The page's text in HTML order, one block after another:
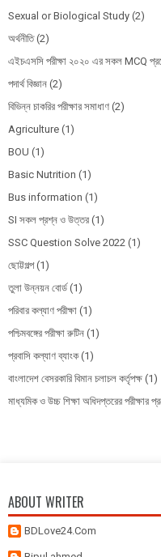
Sexual or Biological Study (2)
অর্থনীতি (2)
এইচএসসি পরীক্ষা ২০২০ এর সকল MCQ
পদার্থ বিজ্ঞান (2)
বিভিন্ন চাকরির পরীক্ষার সমাধাণ (2)
Agriculture (1)
BOU (1)
Basic Nutrition (1)
Bus information (1)
SI সকল প্রশ্ন ও উত্তর (1)
SSC Question Solve 2022 (1)
ছোট্টগল্প (1)
তুলা উন্নয়ন বোর্ড (1)
পরিবার কল্যাণ পরীক্ষা (1)
পশ্চিমবঙ্গের পরীক্ষা রুটিন (1)
প্রবাসি কল্যাণ ব্যাংক (1)
বাংলাদেশ বেসরকারি বিমান চলাচল কর্তৃপক্ষ (1)
মাধ্যমিক ও উচ্চ শিক্ষা অধিদপ্তরের পরীক্ষার
ABOUT WRITER
BDLove24.Com